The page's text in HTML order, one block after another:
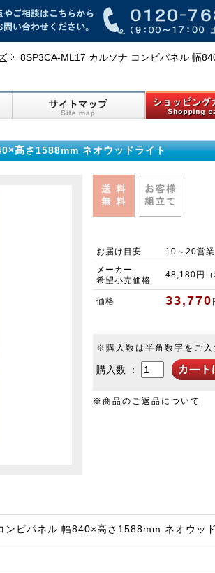
8SP3CA-ML17 カルソナ コンビパネル 幅
高さ1588mm ネオウッドライト
お届け目安
10～20営業
メーカー
希望小売価格
48,180円
価格 33,770
※購入数は半角数字をご入
購入数 ：
※商品のご返品について
ビパネル 幅840×高さ1588mm ネオウッ